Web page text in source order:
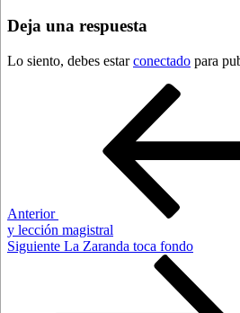
Deja una respuesta
Lo siento, debes estarconectado para
Anterior
y lección magistral
Siguiente
Siguiente La Zaranda toca fondo